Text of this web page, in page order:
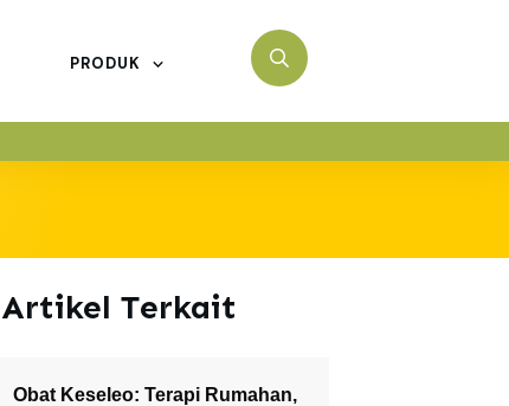
PRODUK
Artikel Terkait
Obat Keseleo: Terapi Rumahan,